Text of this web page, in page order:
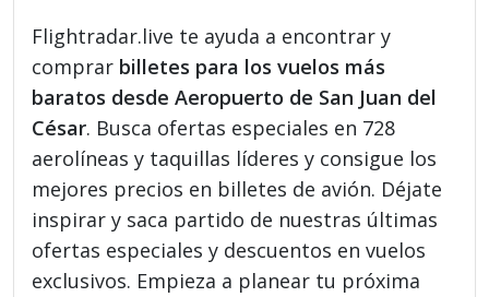
Flightradar.live te ayuda a encontrar y
comprar billetes para los vuelos más
baratos desde Aeropuerto de San Juan del
César. Busca ofertas especiales en 728
aerolíneas y taquillas líderes y consigue los
mejores precios en billetes de avión. Déjate
inspirar y saca partido de nuestras últimas
ofertas especiales y descuentos en vuelos
exclusivos. Empieza a planear tu próxima